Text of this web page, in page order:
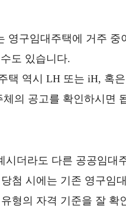
영구임대주택에 거주
도 있습니다.
택 역시 LH 또는 iH, 혹
의 공고를 확인하시면
시더라도 다른 공공임대
첨 시에는 기존 영구임
형의 자격 기준을 잘 확